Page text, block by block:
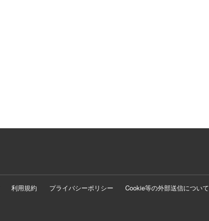
利用規約 プライバシーポリシー Cookie等の外部送信について